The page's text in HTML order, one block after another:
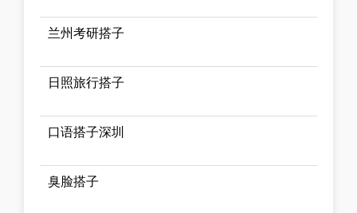
兰州考研搭子
日照旅行搭子
口语搭子深圳
臭脸搭子